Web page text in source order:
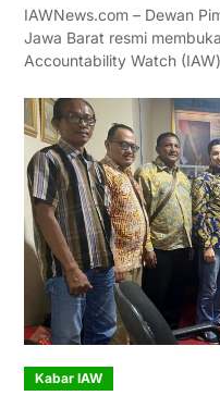
IAWNews.com – Dewan
Jawa Barat resmi
Accountability Watch
Kabar IAW